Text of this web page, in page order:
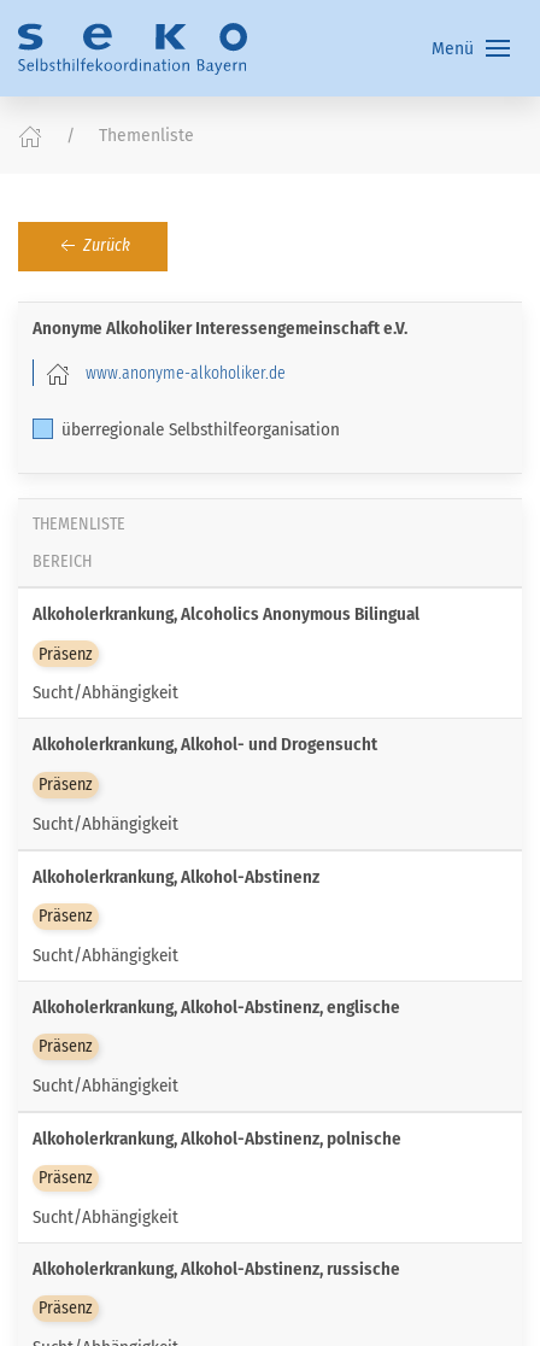
Menü
Themenliste
Zurück
Anonyme Alkoholiker Interessengemeinschaft e.V.
www.anonyme-alkoholiker.de
überregionale Selbsthilfeorganisation
THEMENLISTE
BEREICH
Alkoholerkrankung, Alcoholics Anonymous Bilingual
Präsenz
Sucht/Abhängigkeit
Alkoholerkrankung, Alkohol- und Drogensucht
Präsenz
Sucht/Abhängigkeit
Alkoholerkrankung, Alkohol-Abstinenz
Präsenz
Sucht/Abhängigkeit
Alkoholerkrankung, Alkohol-Abstinenz, englische
Präsenz
Sucht/Abhängigkeit
Alkoholerkrankung, Alkohol-Abstinenz, polnische
Präsenz
Sucht/Abhängigkeit
Alkoholerkrankung, Alkohol-Abstinenz, russische
Präsenz